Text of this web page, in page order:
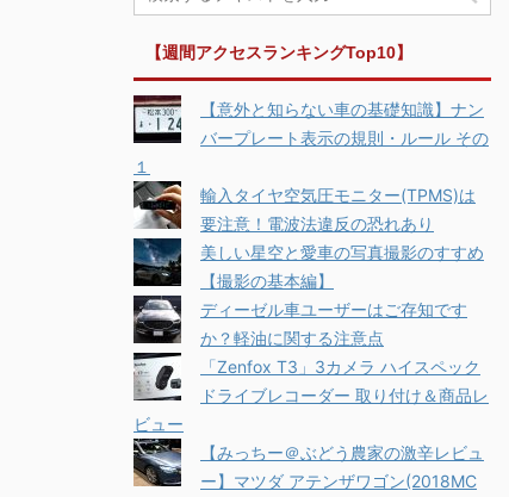
【週間アクセスランキングTop10】
【意外と知らない車の基礎知識】ナン
バープレート表示の規則・ルール その
１
輸入タイヤ空気圧モニター(TPMS)は
要注意！電波法違反の恐れあり
美しい星空と愛車の写真撮影のすすめ
【撮影の基本編】
ディーゼル車ユーザーはご存知です
か？軽油に関する注意点
「Zenfox T3」3カメラ ハイスペック
ドライブレコーダー 取り付け＆商品レ
ビュー
【みっちー＠ぶどう農家の激辛レビュ
ー】マツダ アテンザワゴン(2018MC